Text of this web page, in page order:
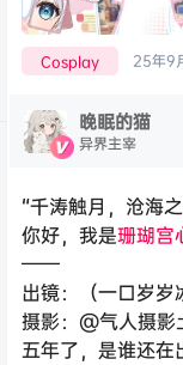
Cosplay 25年9
晚眠的猫
异界主宰
“千涛触月，沧海
你好，我是珊瑚宫
——
出镜：（一口岁岁
摄影：@气人摄影
五年了，是谁还在